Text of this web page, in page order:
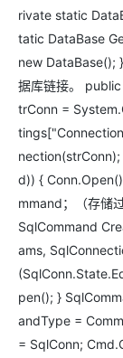
rivate static
tatic DataBase
new DataBase();
据库链接。
trConn =
d)) {
mmand；（存储
SqlCommand
ams,
pen(); }
andType =
= SqlConn;